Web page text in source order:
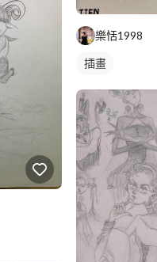
樂恬1998
插畫